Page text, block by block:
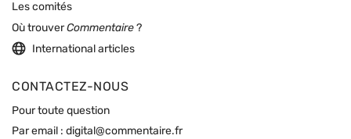
Les comités
Où trouverCommentaire ?
International articles
CONTACTEZ-NOUS
Pour toute question
Par email : digital@commentaire.fr